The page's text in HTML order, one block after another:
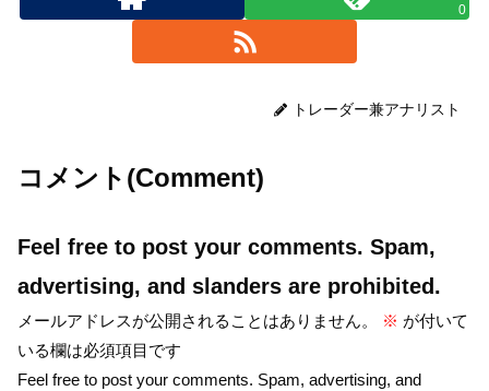
0
トレーダー兼アナリスト
コメント(Comment)
Feel free to post your comments. Spam,
advertising, and slanders are prohibited.
メールアドレスが公開されることはありません。 ※ が付いて
いる欄は必須項目です
Feel free to post your comments. Spam, advertising, and